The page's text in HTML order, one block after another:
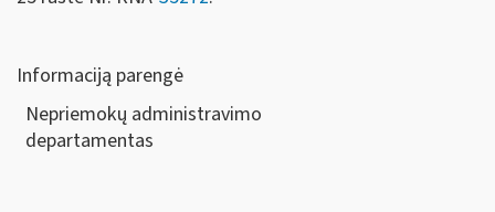
Informaciją parengė
Nepriemokų administravimo